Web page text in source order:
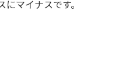
マイナスです。